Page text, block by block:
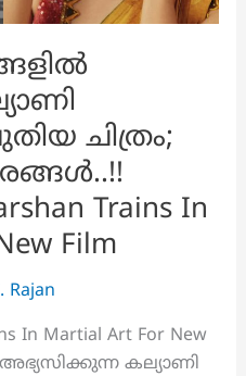
ചിത്രം;
Trains In
Film
Rajan
In Martial Art For New
കല്യാണി